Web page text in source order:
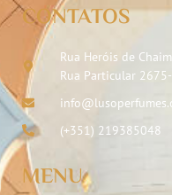
CONTATOS
Rua Heróis de
Rua Particular
(+351) 219385048
MENU